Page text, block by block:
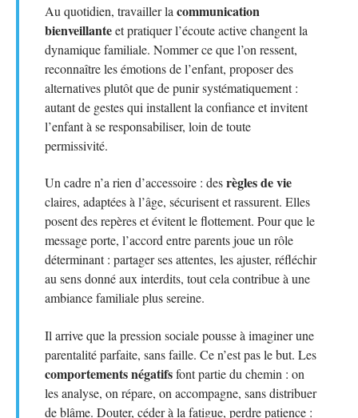
Au quotidien, travailler la communication
bienveillanteet pratiquer l’écoute active changent la
dynamique familiale. Nommer ce que l’on ressent,
reconnaître les émotions de l’enfant, proposer des
alternatives plutôt que de punir systématiquement :
autant de gestes qui installent la confiance et invitent
l’enfant à se responsabiliser, loin de toute
permissivité.
Un cadre n’a rien d’accessoire : desrègles de vie
claires, adaptées à l’âge, sécurisent et rassurent. Elles
posent des repères et évitent le flottement. Pour que le
message porte, l’accord entre parents joue un rôle
déterminant : partager ses attentes, les ajuster, réfléchir
au sens donné aux interdits, tout cela contribue à une
ambiance familiale plus sereine.
Il arrive que la pression sociale pousse à imaginer une
parentalité parfaite, sans faille. Ce n’est pas le but. Les
comportements négatifsfont partie du chemin : on
les analyse, on répare, on accompagne, sans distribuer
de blâme. Douter, céder à la fatigue, perdre patience :